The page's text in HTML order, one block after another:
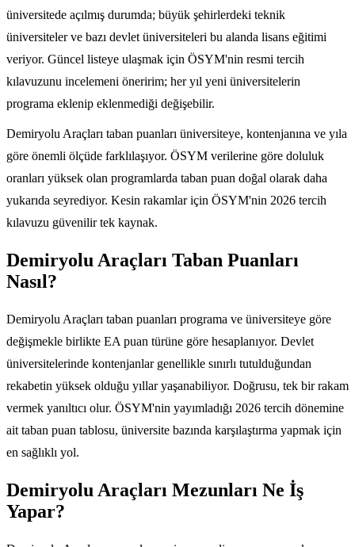
üniversitede açılmış durumda; büyük şehirlerdeki teknik
üniversiteler ve bazı devlet üniversiteleri bu alanda lisans eğitimi
veriyor. Güncel listeye ulaşmak için ÖSYM'nin resmi tercih
kılavuzunu incelemeni öneririm; her yıl yeni üniversitelerin
programa eklenip eklenmediği değişebilir.
Demiryolu Araçları taban puanları üniversiteye, kontenjanına ve yıla
göre önemli ölçüde farklılaşıyor. ÖSYM verilerine göre doluluk
oranları yüksek olan programlarda taban puan doğal olarak daha
yukarıda seyrediyor. Kesin rakamlar için ÖSYM'nin 2026 tercih
kılavuzu güvenilir tek kaynak.
Demiryolu Araçları Taban Puanları
Nasıl?
Demiryolu Araçları taban puanları programa ve üniversiteye göre
değişmekle birlikte EA puan türüne göre hesaplanıyor. Devlet
üniversitelerinde kontenjanlar genellikle sınırlı tutulduğundan
rekabetin yüksek olduğu yıllar yaşanabiliyor. Doğrusu, tek bir rakam
vermek yanıltıcı olur. ÖSYM'nin yayımladığı 2026 tercih dönemine
ait taban puan tablosu, üniversite bazında karşılaştırma yapmak için
en sağlıklı yol.
Demiryolu Araçları Mezunları Ne İş
Yapar?